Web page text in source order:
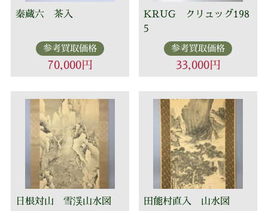
秦蔵六 茶入
参考買取価格
70,000円
KRUG クリュッグ198
5
参考買取価格
33,000円
日根対山 雪渓山水図 田能村直入 山水図